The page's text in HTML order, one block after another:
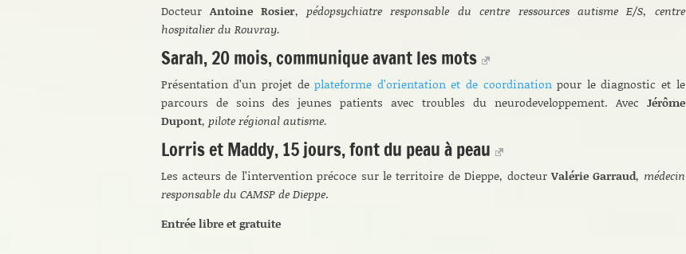
DocteurAntoine Rosier, pédopsychiatre responsable du centre ressources autisme E/S, centre
hospitalier du Rouvray.
Sarah, 20 mois, communique avant les mots
Présentation d’un projet deplateforme d’orientation et de coordinationpour le diagnostic et le
parcours de soins des jeunes patients avec troubles du neurodeveloppement. Avec Jérôme
Dupont, pilote régional autisme.
Lorris et Maddy, 15 jours, font du peau à peau
Les acteurs de l’intervention précoce sur le territoire de Dieppe, docteur Valérie Garraud, médecin
responsable du CAMSP de Dieppe.
Entrée libre et gratuite